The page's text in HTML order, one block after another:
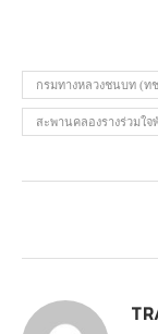
กรมทางหลวงชนบท (ท
สะพานคลองรางร่วมใ